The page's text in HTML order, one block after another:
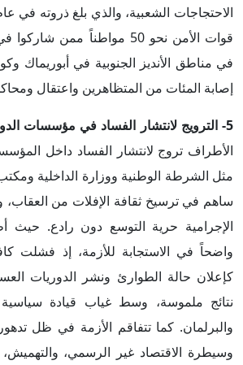
قوات الأمن نحو 50 مواطناً ممن
في مناطق الأنديز الجنوبية في أبوريماك
إصابة المئات من المتظاهرين واعتقال
5- الترويج لانتشار الفساد في مؤسسات الدولة:
الأطراف تروج لانتشار الفساد داخل
مثل الشرطة الوطنية ووزارة الداخلية
ساهم في ترسيخ ثقافة الإفلات من العقاب،
الإجرامية حرية التوسع دون رادع. حيث
واضحاً في الاستجابة للأزمة، إذ فشلت
كإعلان حالة الطوارئ ونشر الدوريات
نتائج ملموسة، وسط غياب قيادة
والبرلمان. كما تتفاقم الأزمة في ظل تدهور
وسيطرة الاقتصاد غير الرسمي، والتهميش،